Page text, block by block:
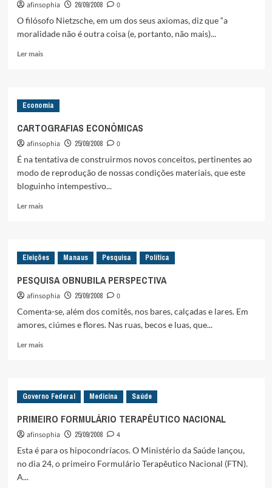
DiZ
Qi
GENTi
NUM
afinsophia 26/09/2008
0
O filósofo Nietzsche, em um dos seus axiomas, diz que “a
moralidade não é outra coisa (e, portanto, não mais)...
Ler maisLeia
MORAL
ELEITORAL
IMPRENSA
MANAUARA
Economia
CARTOGRAFIAS ECONÔMICAS
afinsophia 25/09/2008
0
É na tentativa de construirmos novos conceitos, pertinentes ao
modo de reprodução de nossas condições materiais, que este
bloguinho intempestivo...
Ler maisLeia
ECONÔMICAS
Eleições Manaus Pesquisa Política
PESQUISA OBNUBILA PERSPECTIVA
afinsophia 25/09/2008
0
Comenta-se, além dos comitês, nos bares, calçadas e lares. Em
amores, ciúmes e flores. Nas ruas, becos e luas, que...
Ler maisLeia
OBNUBILA
PERSPECTIVA
Governo Federal Medicina Saúde
PRIMEIRO FORMULÁRIO TERAPÊUTICO NACIONAL
afinsophia 25/09/2008
4
Esta é para os hipocondríacos. O Ministério da Saúde lançou,
no dia 24, o primeiro Formulário Terapêutico Nacional (FTN).
A...